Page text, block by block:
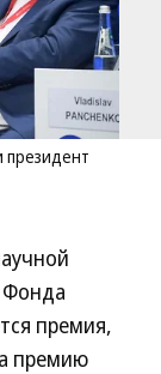
Фонда
премия,
премию